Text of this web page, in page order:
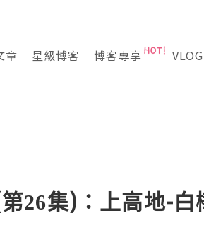
章 星級博客 博客專享 VLOG
26集)：上高地-